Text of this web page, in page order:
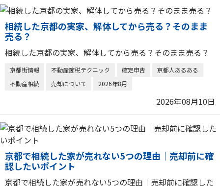
相続した京都の実家、解体してから売る？そのまま
売る？
相続した京都の実家、解体してから売る？そのまま売る？
京都街情報 不動産節税テクニック 確定申告
京都人あるある
不動産相続
売却について 2026年8月
2026年08月10日
京都で相続した家が売れない5つの理由｜売却前に確
認したいポイント
京都で相続した家が売れない5つの理由｜売却前に確認した